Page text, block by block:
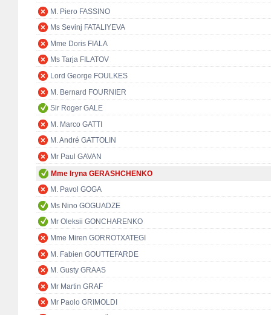
M. Piero FASSINO
Ms Sevinj FATALIYEVA
Mme Doris FIALA
Ms Tarja FILATOV
Lord George FOULKES
M. Bernard FOURNIER
Sir Roger GALE
M. Marco GATTI
M. André GATTOLIN
Mr Paul GAVAN
Mme Iryna GERASHCHENKO
M. Pavol GOGA
Ms Nino GOGUADZE
Mr Oleksii GONCHARENKO
Mme Miren GORROTXATEGI
M. Fabien GOUTTEFARDE
M. Gusty GRAAS
Mr Martin GRAF
Mr Paolo GRIMOLDI